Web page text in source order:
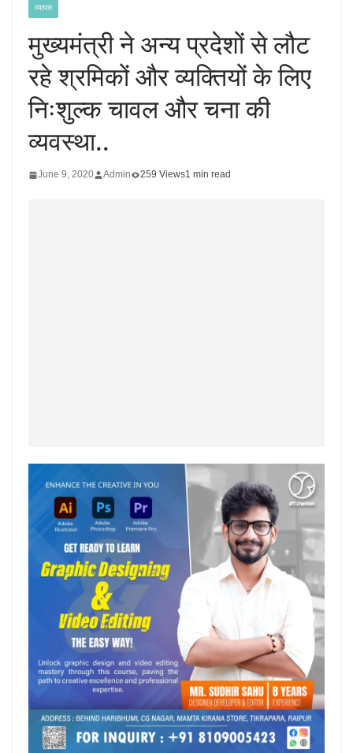
व्यापार
मुख्यमंत्री ने अन्य प्रदेशों से लौट
रहे श्रमिकों और व्यक्तियों के लिए
निःशुल्क चावल और चना की
व्यवस्था..
June 9, 2020 Admin 259 Views1 min read